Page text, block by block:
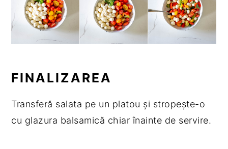
FINALIZAREA
Transferă salata pe un platou și stropește-o
cu glazura balsamică chiar înainte de servire.